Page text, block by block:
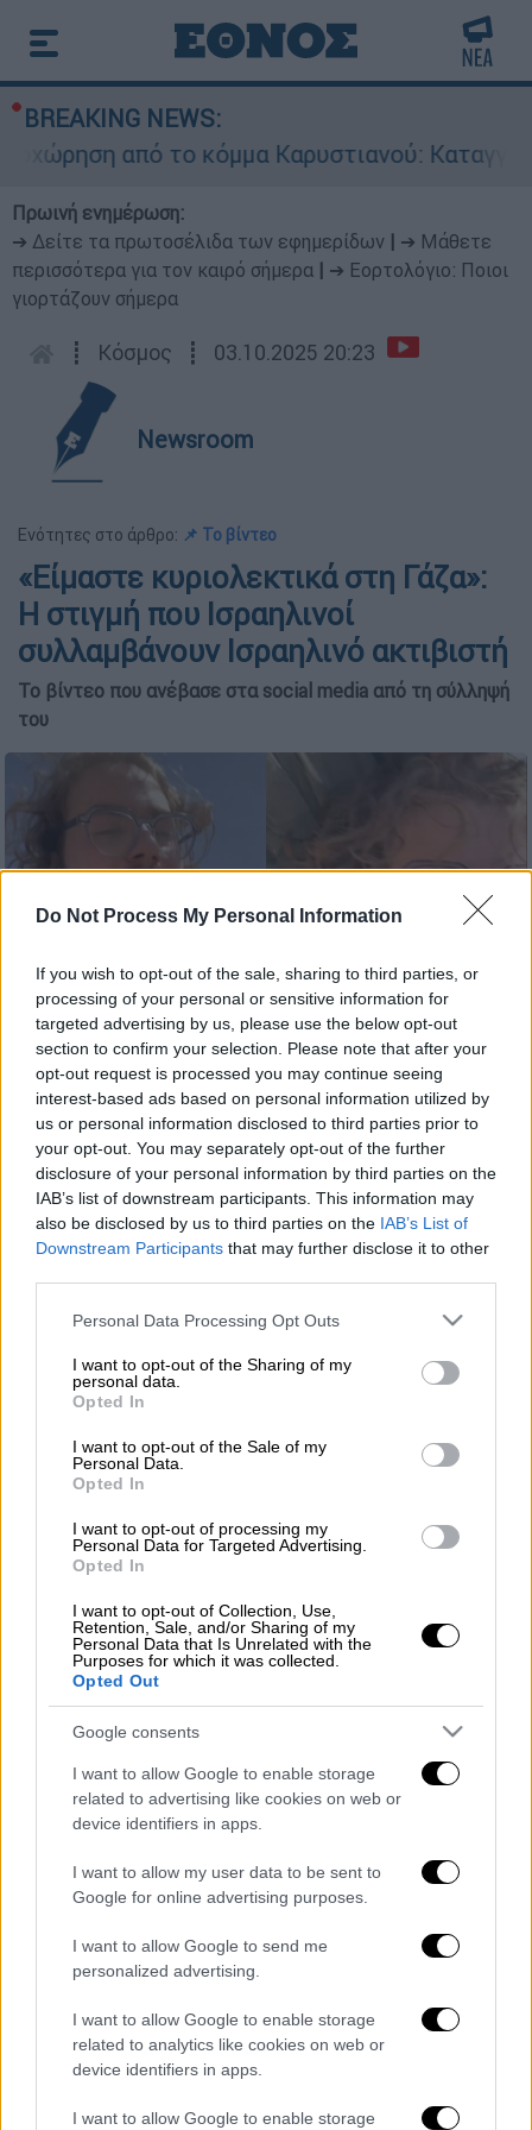
Do Not Process My Personal Information
If you wish to opt-out of the sale, sharing to third parties, or
processing of your personal or sensitive information for
targeted advertising by us, please use the below opt-out
section to confirm your selection. Please note that after your
opt-out request is processed you may continue seeing
interest-based ads based on personal information utilized by
us or personal information disclosed to third parties prior to
your opt-out. You may separately opt-out of the further
disclosure of your personal information by third parties on the
IAB’s list of downstream participants. This information may
also be disclosed by us to third parties on the IAB’s List of
Downstream Participants that may further disclose it to other
Please note that this website/app uses one or more Google
not limited to your visit or usage behaviour. You may click to
grant or deny consent to Google and its third-party tags to
use your data for below specified purposes in below Google
consent section.
Personal Data Processing Opt Outs
I want to opt-out of the Sharing of my
personal data.
Opted In
I want to opt-out of the Sale of my
Personal Data.
Opted In
I want to opt-out of processing my
Personal Data for Targeted Advertising.
Opted In
I want to opt-out of Collection, Use,
Retention, Sale, and/or Sharing of my
Personal Data that Is Unrelated with the
Purposes for which it was collected.
Opted Out
Google consents
I want to allow Google to enable storage
related to advertising like cookies on web or
device identifiers in apps.
I want to allow my user data to be sent to
Google for online advertising purposes.
I want to allow Google to send me
personalized advertising.
I want to allow Google to enable storage
related to analytics like cookies on web or
device identifiers in apps.
I want to allow Google to enable storage
BREAKING NEWS:
από το κόμμα Καρυστιανού:
Πρωινή ενημέρωση:
➔ Δείτε τα πρωτοσέλιδα των εφημερίδων
➔ Μάθετε
περισσότερα για τον καιρό σήμερα
➔ Εορτολόγιο: Ποιοι
γιορτάζουν σήμερα
┋ Κόσμος ┋ 03.10.2025 20:23
Newsroom
Ενότητες στο άρθρο: 📌 Το βίντεο
«Είμαστε κυριολεκτικά στη Γάζα»:
Η στιγμή που Ισραηλινοί
συλλαμβάνουν Ισραηλινό ακτιβιστή
Το βίντεο που ανέβασε στα social media από τη σύλληψή
του
Η στιγμή που Ισραηλινοί συλλαμβάνουν Ισραηλινό ακτιβιστή
(X/Screenshots)
Προσθέστε το ΕΘΝΟΣ στη Google
Ο Ιταμάρ Γκρίνμπεργκ, Ισραηλινός
ακτιβιστήςκαι υπερορθόδοξος Εβραίος
Χαρεντί, αρνήθηκε τη στρατιωτική του
θητεία. Ως ένδειξη διαμαρτυρίας στον
Ο Γκρίνμπεργκ
ήθελε απλά να διαμαρτυρηθεί
στο πλήρωμα τουGlobal Sumud Flotilla .
Ωστόσο,ο ισραηλινός στρατός τον
συνέλαβε
Κόσμος|03.10.2025 13:51
«Δεν τελείωσε η αποστολή μας» το
μήνυμα από το Global Sumud Flotilla -
Νέος στόλος κατευθύνεται στη Γάζα
τη στιγμή:Σπάμε την πολιορκία.Είμαστε
κυριολεκτικά στη Γάζα!» και μετά ανέβασε
βίντεο από τη στιγμή της σύλληψης.
Το βίντεο
https://twitter.com/itamar_green/status/1974
042797406654851